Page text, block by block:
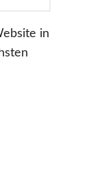
in